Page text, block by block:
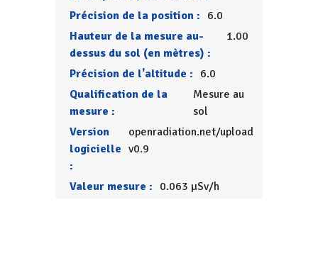
Précision de la position : 6.0
Hauteur de la mesure au-
dessus du sol (en mètres) :
1.00
Précision de l'altitude : 6.0
Qualification de la
mesure :
Mesure au
sol
Version
logicielle
:
openradiation.net/upload
v0.9
Valeur mesure : 0.063 µSv/h